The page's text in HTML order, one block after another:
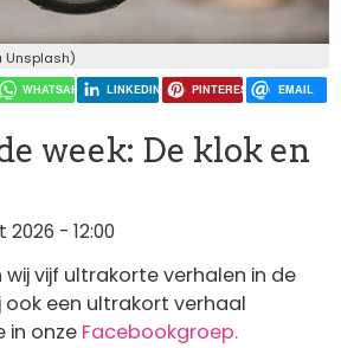
Unsplash)
WHATSAPP LINKEDIN PINTEREST EMAIL
week: De klok en
2026 - 12:00
vijf ultrakorte verhalen in de
ook een ultrakort verhaal
in onze Facebookgroep.